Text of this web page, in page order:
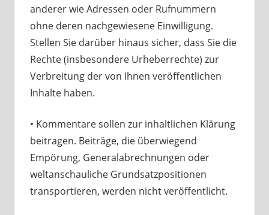
anderer wie Adressen oder Rufnummern
ohne deren nachgewiesene Einwilligung.
Stellen Sie darüber hinaus sicher, dass Sie die
Rechte (insbesondere Urheberrechte) zur
Verbreitung der von Ihnen veröffentlichen
Inhalte haben.
• Kommentare sollen zur inhaltlichen Klärung
beitragen. Beiträge, die überwiegend
Empörung, Generalabrechnungen oder
weltanschauliche Grundsatzpositionen
transportieren, werden nicht veröffentlicht.